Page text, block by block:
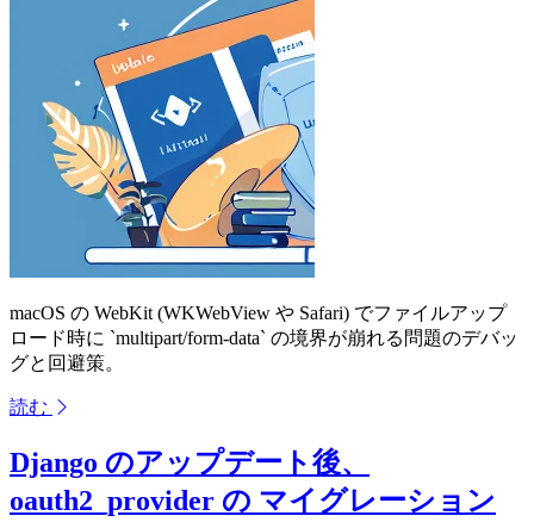
macOS の WebKit (WKWebView や Safari) でファイルアップ
ロード時に `multipart/form-data` の境界が崩れる問題のデバッ
グと回避策。
読む
Django のアップデート後、
oauth2_provider の マイグレーション